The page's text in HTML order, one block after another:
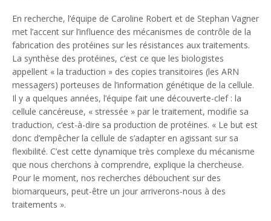
En recherche, l’équipe de Caroline Robert et de Stephan Vagner
met l’accent sur l’influence des mécanismes de contrôle de la
fabrication des protéines sur les résistances aux traitements.
La synthèse des protéines, c’est ce que les biologistes
appellent « la traduction » des copies transitoires (les ARN
messagers) porteuses de l’information génétique de la cellule.
Il y a quelques années, l’équipe fait une découverte-clef : la
cellule cancéreuse, « stressée » par le traitement, modifie sa
traduction, c’est-à-dire sa production de protéines. « Le but est
donc d’empêcher la cellule de s’adapter en agissant sur sa
flexibilité. C’est cette dynamique très complexe du mécanisme
que nous cherchons à comprendre, explique la chercheuse.
Pour le moment, nos recherches débouchent sur des
biomarqueurs, peut-être un jour arriverons-nous à des
traitements ».